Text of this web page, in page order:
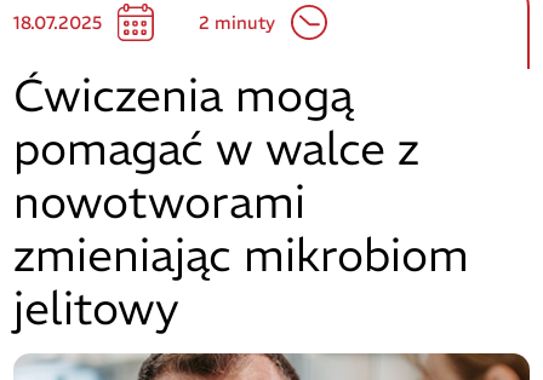
18.07.2025 2 minuty
Ćwiczenia mogą
pomagać w walce z
nowotworami
zmieniając mikrobiom
jelitowy